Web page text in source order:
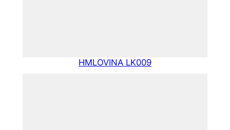
HMLOVINA LK009